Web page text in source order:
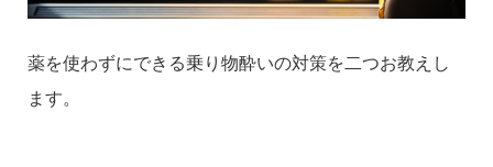
薬を使わずにできる乗り物酔いの対策を二つお教えし
ます。